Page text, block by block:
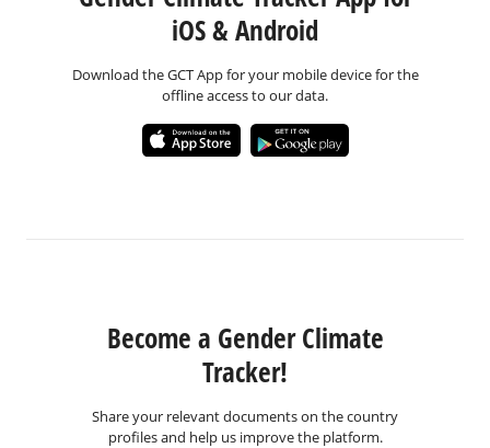
iOS & Android
Download the GCT App for your mobile device for the
offline access to our data.
Become a Gender Climate
Tracker!
Share your relevant documents on the country
profiles and help us improve the platform.